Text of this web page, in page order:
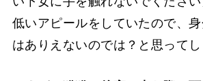
低いアピールをしていたので、
はありえないのでは？と思ってし